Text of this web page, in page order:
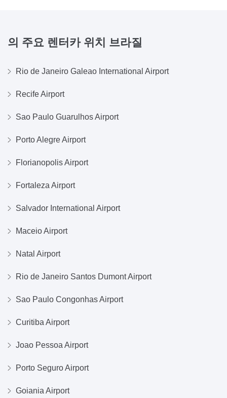
의 주요 렌터카 위치 브라질
Rio de Janeiro Galeao International Airport
Recife Airport
Sao Paulo Guarulhos Airport
Porto Alegre Airport
Florianopolis Airport
Fortaleza Airport
Salvador International Airport
Maceio Airport
Natal Airport
Rio de Janeiro Santos Dumont Airport
Sao Paulo Congonhas Airport
Curitiba Airport
Joao Pessoa Airport
Porto Seguro Airport
Goiania Airport